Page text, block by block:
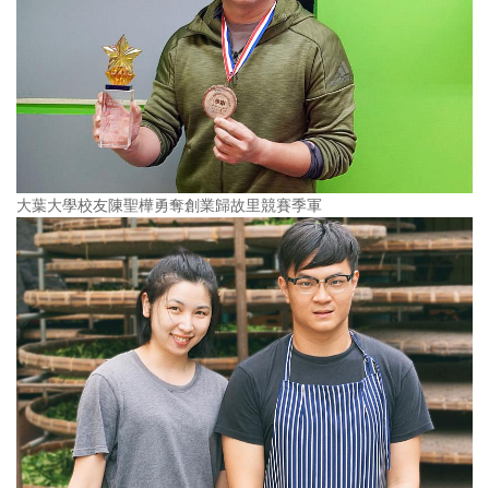
大葉大學校友陳聖樺勇奪創業歸故里競賽季軍